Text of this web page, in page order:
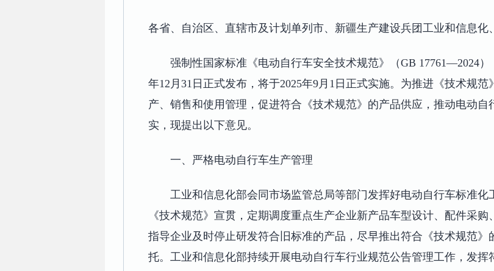
各省、自治区、直辖市及计划单列市、新疆生产建设兵团工业和信息化
强制性国家标准《电动自行车安全技术规范》（GB 17761—2024
年12月31日正式发布，将于2025年9月1日正式实施。为推进《技术规
产、销售和使用管理，促进符合《技术规范》的产品供应，推动电动
实，现提出以下意见。
一、严格电动自行车生产管理
工业和信息化部会同市场监管总局等部门发挥好电动自行车标准
《技术规范》宣贯，定期调度重点生产企业新产品车型设计、配件采购
指导企业及时停止研发符合旧标准的产品，尽早推出符合《技术规范
托。工业和信息化部持续开展电动自行车行业规范公告管理工作，发